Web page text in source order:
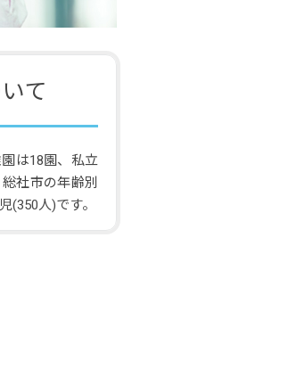
て
は18園、私立
社市の年齢別
(350人)です。